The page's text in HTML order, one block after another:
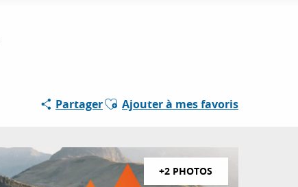
PartagerAjouter aux favoris
Ajouter à mes favoris
+2 PHOTOS